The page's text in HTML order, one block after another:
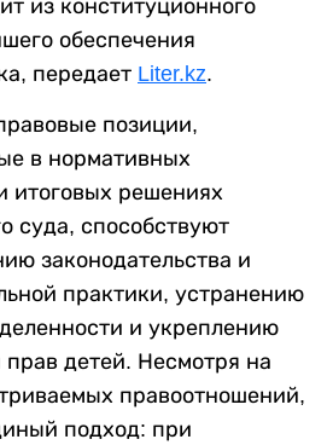
из конституционного
обеспечения
передает Liter.kz.
позиции,
в нормативных
итоговых решениях
суда, способствуют
законодательства и
практики, устранению
и укреплению
детей. Несмотря на
правоотношений,
подход: при